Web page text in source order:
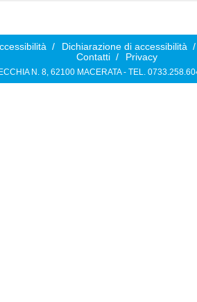
/ Dichiarazione di accessibilità /
Contatti / Privacy
N. 8, 62100 MACERATA - TEL.